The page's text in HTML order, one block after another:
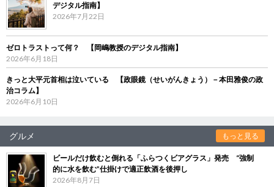
デジタル指南】
2026年7月22日
ゼロトラストって何？ 【岡嶋教授のデジタル指南】
2026年6月18日
きっと大平元首相は泣いている 【政眼鏡（せいがんきょう）－本田雅俊の政
治コラム】
2026年6月10日
グルメ もっと見る
ビールだけ飲むと倒れる「ふらつくビアグラス」発売 “強制
的に水を飲む”仕掛けで適正飲酒を後押し
2026年8月7日